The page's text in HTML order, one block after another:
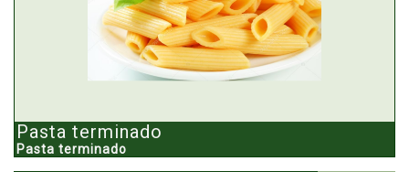
Pasta terminado
Pasta terminado